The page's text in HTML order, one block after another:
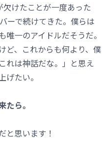
欠けたことが一度あった
ーで続けてきた。僕らは
一のアイドルだそうだ。
ど、これからも何より、僕
れは神話だな。」と思え
げたい。
ら。
と思います！